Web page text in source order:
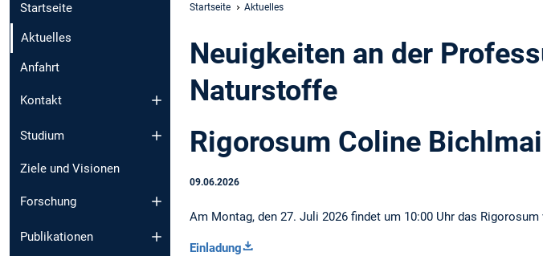
Startseite
Aktuelles
Anfahrt
Kontakt
Studium
Ziele und Visionen
Forschung
Publikationen
Startseite Aktuelles
Neuigkeiten an der
Naturstoffe
Rigorosum Coline
09.06.2026
Am Montag, den 27. Juli 2026 findet um 10:00 Uhr das
Einladung